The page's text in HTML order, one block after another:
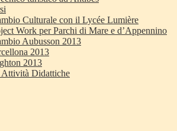
Culturale con il Lycée Lumière
Work per Parchi di Mare e d’Appennino
Aubusson 2013
2013
2013
Attività Didattiche